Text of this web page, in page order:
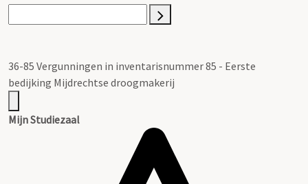
36-85 Vergunningen in inventarisnummer 85 - Eerste
bedijking Mijdrechtse droogmakerij
Mijn Studiezaal